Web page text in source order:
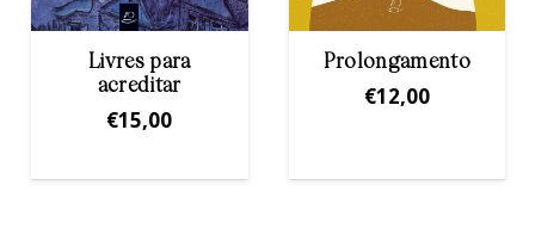
Prolongamento
€12,00
A surpreendente
novidade de
Cristo